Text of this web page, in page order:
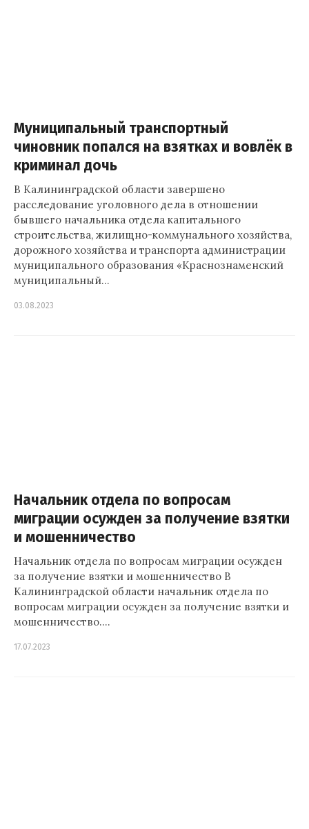
Муниципальный транспортный
чиновник попался на взятках и вовлёк в
криминал дочь
В Калининградской области завершено
расследование уголовного дела в отношении
бывшего начальника отдела капитального
строительства, жилищно-коммунального хозяйства,
дорожного хозяйства и транспорта администрации
муниципального образования «Краснознаменский
муниципальный…
03.08.2023
Начальник отдела по вопросам
миграции осужден за получение взятки
и мошенничество
Начальник отдела по вопросам миграции осужден
за получение взятки и мошенничество В
Калининградской области начальник отдела по
вопросам миграции осужден за получение взятки и
мошенничество.…
17.07.2023